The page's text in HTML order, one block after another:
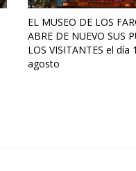
EL MUSEO DE LOS
ABRE DE NUEVO SUS
LOS VISITANTES el día
agosto